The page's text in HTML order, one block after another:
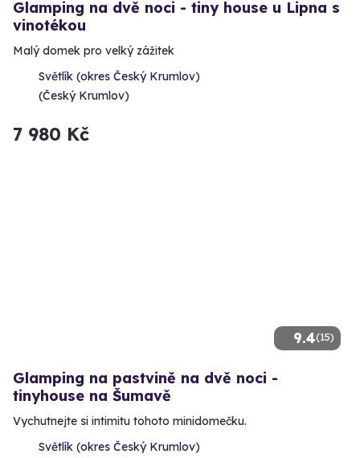
Glamping na dvě noci - tiny house u Lipna s
vinotékou
Malý domek pro velký zážitek
Světlík (okres Český Krumlov)
(Český Krumlov)
7 980 Kč
9.4(15)
Glamping na pastvině na dvě noci -
tinyhouse na Šumavě
Vychutnejte si intimitu tohoto minidomečku.
Světlík (okres Český Krumlov)